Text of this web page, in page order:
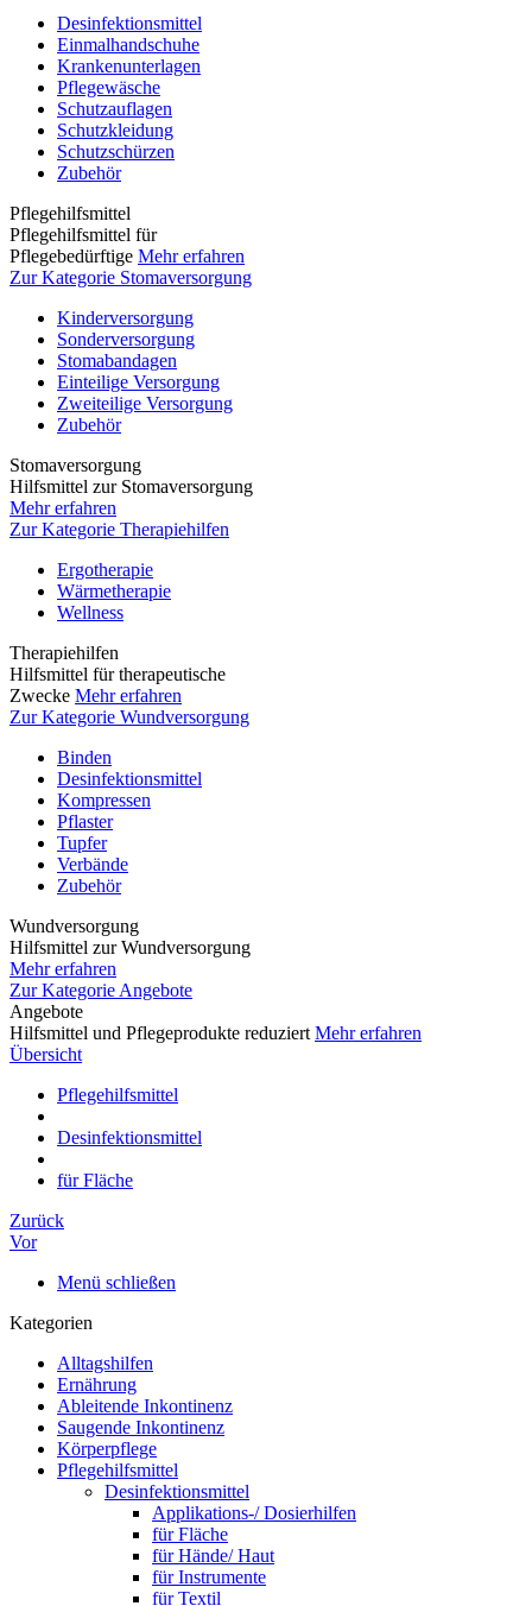
Desinfektionsmittel
Einmalhandschuhe
Krankenunterlagen
Pflegewäsche
Schutzauflagen
Schutzkleidung
Schutzschürzen
Zubehör
Pflegehilfsmittel
Pflegehilfsmittel für
Pflegebedürftige Mehr erfahren
Zur Kategorie Stomaversorgung
Kinderversorgung
Sonderversorgung
Stomabandagen
Einteilige Versorgung
Zweiteilige Versorgung
Zubehör
Stomaversorgung
Hilfsmittel zur Stomaversorgung
Mehr erfahren
Zur Kategorie Therapiehilfen
Ergotherapie
Wärmetherapie
Wellness
Therapiehilfen
Hilfsmittel für therapeutische
Zwecke Mehr erfahren
Zur Kategorie Wundversorgung
Binden
Desinfektionsmittel
Kompressen
Pflaster
Tupfer
Verbände
Zubehör
Wundversorgung
Hilfsmittel zur Wundversorgung
Mehr erfahren
Zur Kategorie Angebote
Angebote
Hilfsmittel und Pflegeprodukte reduziert Mehr erfahren
Übersicht
Pflegehilfsmittel
Desinfektionsmittel
für Fläche
Zurück
Vor
Menü schließen
Kategorien
Alltagshilfen
Ernährung
Ableitende Inkontinenz
Saugende Inkontinenz
Körperpflege
Pflegehilfsmittel
Desinfektionsmittel
Applikations-/ Dosierhilfen
für Fläche
für Hände/ Haut
für Instrumente
für Textil